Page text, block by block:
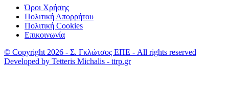
Όροι Χρήσης
Πολιτική Απορρήτου
Πολιτική Cookies
Επικοινωνία
© Copyright 2026 - Σ. Γκλώτσος ΕΠΕ - All rights reserved
Developed by Tetteris Michalis - ttrp.gr